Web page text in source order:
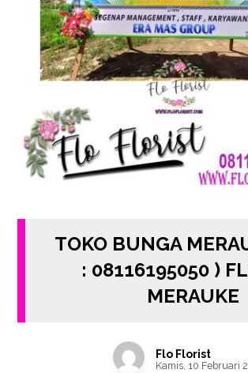
TOKO BUNGA
: 08116195050 )
MERAUKE
Flo Florist
Kamis, 10 Februari